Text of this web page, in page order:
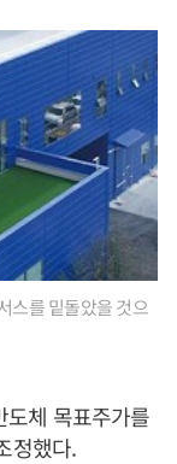
스를 밑돌았을 것으
도체 목표주가를
정했다.